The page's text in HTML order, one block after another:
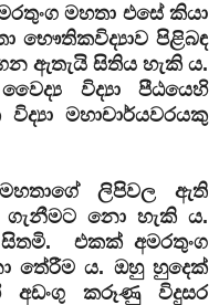
මහතා එසේ කියා
භෞතිකවිද්‍යාව පිළිබඳ
ඇතැයි සිතිය හැකි ය.
විද්‍යා පීඨයෙහි
මහාචාර්යවරයකු
ලිපිවල ඇති
ගැනීමට නො හැකි ය.
එකක් අමරතුංග
තේරීම ය. ඔහු හුදෙක්
අඩංගු කරූණු විදුසර